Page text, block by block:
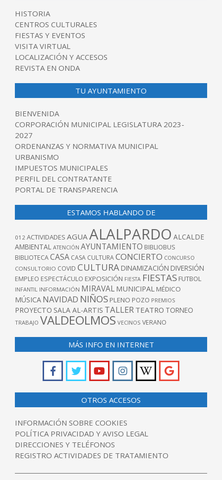
HISTORIA
CENTROS CULTURALES
FIESTAS Y EVENTOS
VISITA VIRTUAL
LOCALIZACIÓN Y ACCESOS
REVISTA EN ONDA
TU AYUNTAMIENTO
BIENVENIDA
CORPORACIÓN MUNICIPAL LEGISLATURA 2023-
2027
ORDENANZAS Y NORMATIVA MUNICIPAL
URBANISMO
IMPUESTOS MUNICIPALES
PERFIL DEL CONTRATANTE
PORTAL DE TRANSPARENCIA
ESTAMOS HABLANDO DE
012 ACTIVIDADES AGUA ALALPARDO ALCALDE
AMBIENTAL ATENCIÓN AYUNTAMIENTO BIBLIOBUS
BIBLIOTECACASA CASA CULTURACONCIERTO CONCURSO
CONSULTORIO COVID CULTURA DINAMIZACIÓN DIVERSIÓN
EMPLEO ESPECTÁCULO EXPOSICIÓN FIESTA FIESTAS FUTBOL
INFANTIL INFORMACIÓN MIRAVAL MUNICIPAL MÉDICO
MÚSICA NAVIDAD NIÑOS PLENO POZO PREMIOS
PROYECTO SALA AL-ARTIS TALLER TEATRO TORNEO
TRABAJO VALDEOLMOS VECINOS VERANO
MÁS INFO EN INTERNET
OTROS ACCESOS
INFORMACIÓN SOBRE COOKIES
POLÍTICA PRIVACIDAD Y AVISO LEGAL
DIRECCIONES Y TELÉFONOS
REGISTRO ACTIVIDADES DE TRATAMIENTO